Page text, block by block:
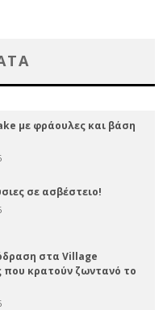
με φράουλες και βάση
σε ασβέστειο!
στα Village
που κρατούν ζωντανό το